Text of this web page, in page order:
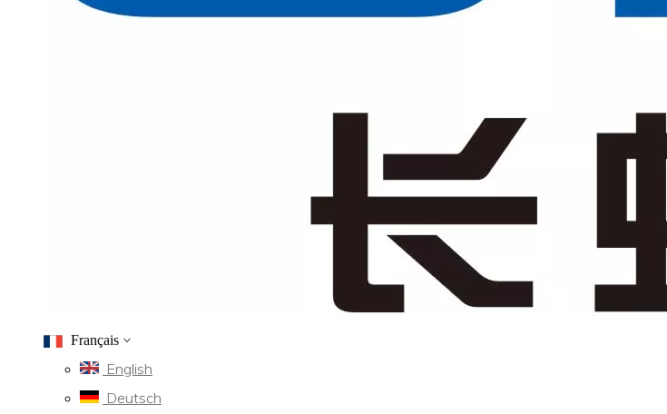
Français
English
Deutsch